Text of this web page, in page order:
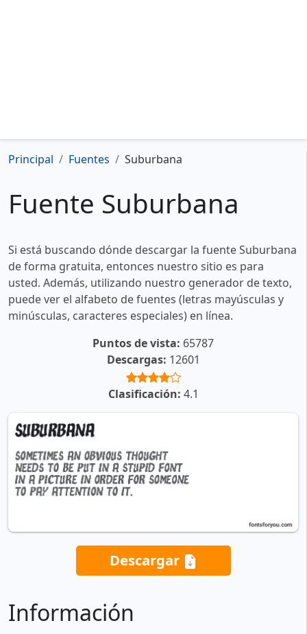
Principal Fuentes Suburbana
Fuente Suburbana
Si está buscando dónde descargar la fuente Suburbana
de forma gratuita, entonces nuestro sitio es para
usted. Además, utilizando nuestro generador de texto,
puede ver el alfabeto de fuentes (letras mayúsculas y
minúsculas, caracteres especiales) en línea.
Puntos de vista: 65787
Descargas: 12601
Clasificación: 4.1
Descargar
Información